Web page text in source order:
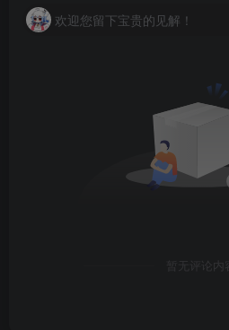
欢迎您留下宝贵的见解！
暂无评论内容